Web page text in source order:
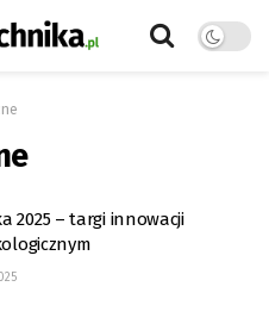
2025 – targi innowacji